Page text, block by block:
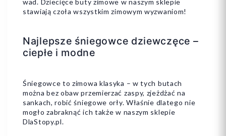
wad. Dziecięce buty zimowe w naszym sklepie
stawiają czoła wszystkim zimowym wyzwaniom!
Najlepsze śniegowce dziewczęce –
ciepłe i modne
Śniegowce to zimowa klasyka – w tych butach
można bez obaw przemierzać zaspy, zjeżdżać na
sankach, robić śniegowe orły. Właśnie dlatego nie
mogło zabraknąć ich także w naszym sklepie
DlaStopy.pl.